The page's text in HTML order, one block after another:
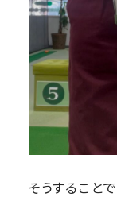
そうすることで